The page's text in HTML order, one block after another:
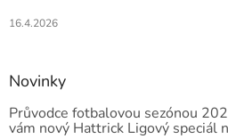
16.4.2026
Novinky
Průvodce fotbalovou sezónou
vám nový Hattrick Ligový speciál